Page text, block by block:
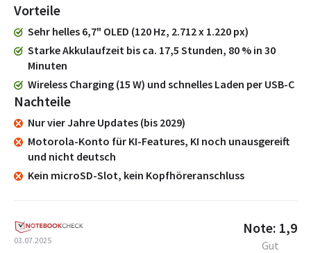
Vorteile
Sehr helles 6,7" OLED (120 Hz, 2.712 x 1.220 px)
Starke Akkulaufzeit bis ca. 17,5 Stunden, 80 % in 30
Minuten
Wireless Charging (15 W) und schnelles Laden per USB-C
Nachteile
Nur vier Jahre Updates (bis 2029)
Motorola-Konto für KI-Features, KI noch unausgereift
und nicht deutsch
Kein microSD-Slot, kein Kopfhöreranschluss
03.07.2025
Note: 1,9
Gut